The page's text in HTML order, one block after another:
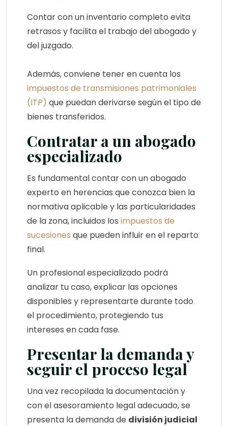
Contar con un inventario completo evita
retrasos y facilita el trabajo del abogado y
del juzgado.
Además, conviene tener en cuenta los
impuestos de transmisiones patrimoniales
(ITP) que puedan derivarse según el tipo de
bienes transferidos.
Contratar a un abogado
especializado
Es fundamental contar con un abogado
experto en herencias que conozca bien la
normativa aplicable y las particularidades
de la zona, incluidos los impuestos de
sucesiones que pueden influir en el reparto
final.
Un profesional especializado podrá
analizar tu caso, explicar las opciones
disponibles y representarte durante todo
el procedimiento, protegiendo tus
intereses en cada fase.
Presentar la demanda y
seguir el proceso legal
Una vez recopilada la documentación y
con el asesoramiento legal adecuado, se
presenta la demanda de división judicial